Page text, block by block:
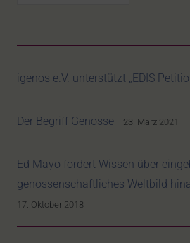
igenos e.V. unterstützt „EDIS
Der Begriff Genosse 23. März 2021
Ed Mayo fordert Wissen über
genossenschaftliches Weltbild
17. Oktober 2018